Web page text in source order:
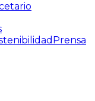
Prensa